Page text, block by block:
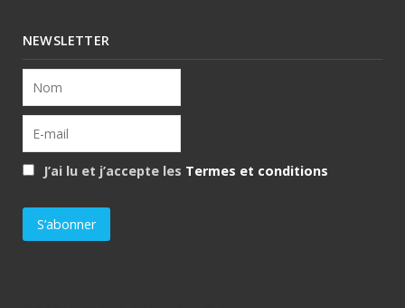
NEWSLETTER
J’ai lu et j’accepte les Termes et conditions